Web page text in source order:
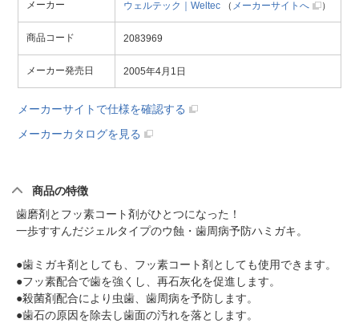
メーカー ウェルテック｜Weltec （ メーカーサイトへ ）
商品コード 2083969
メーカー発売日 2005年4月1日
メーカーサイトで仕様を確認する
メーカーカタログを見る
商品の特徴
歯磨剤とフッ素コート剤がひとつになった！
一歩すすんだジェルタイプのウ蝕・歯周病予防ハミガキ。
●歯ミガキ剤としても、フッ素コート剤としても使用できます。
●フッ素配合で歯を強くし、再石灰化を促進します。
●殺菌剤配合により虫歯、歯周病を予防します。
●歯石の原因を除去し歯面の汚れを落とします。